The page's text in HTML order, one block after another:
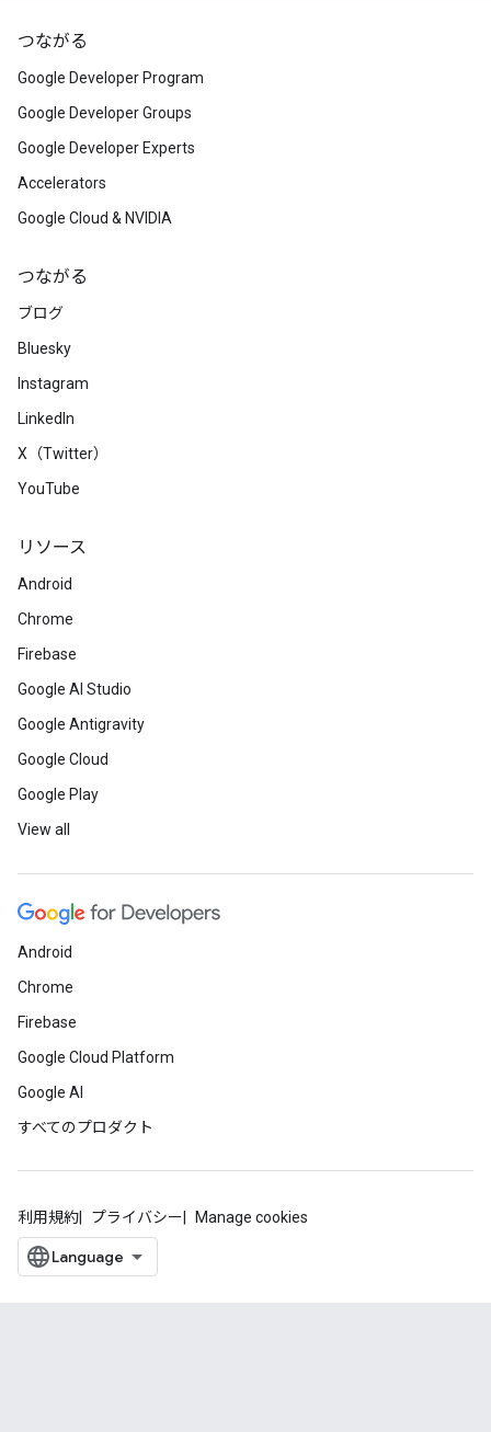
つながる
Google Developer Program
Google Developer Groups
Google Developer Experts
Accelerators
Google Cloud & NVIDIA
つながる
ブログ
Bluesky
Instagram
LinkedIn
X（Twitter）
YouTube
リソース
Android
Chrome
Firebase
Google AI Studio
Google Antigravity
Google Cloud
Google Play
View all
Android
Chrome
Firebase
Google Cloud Platform
Google AI
すべてのプロダクト
利用規約 プライバシー Manage cookies